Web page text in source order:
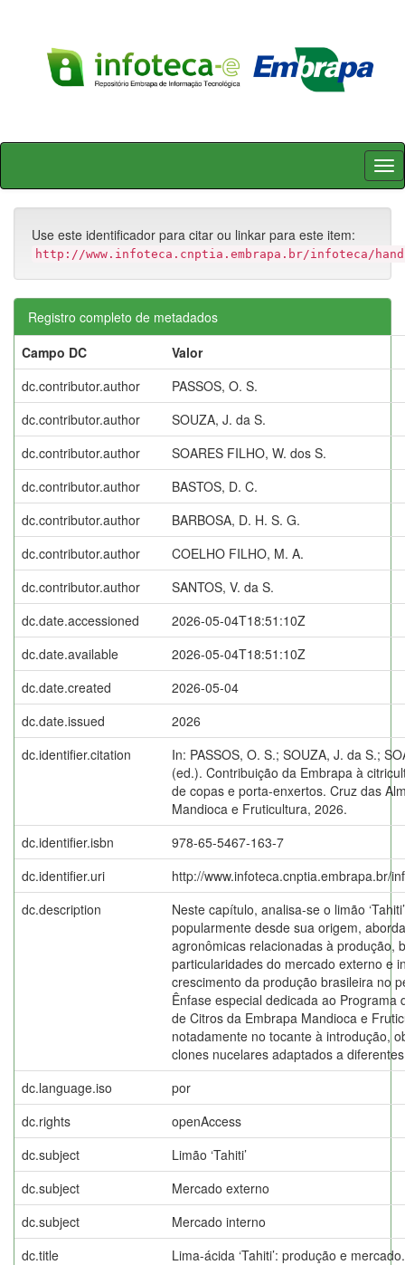
Skip
Use este identificador para citar ou linkar para este item:
http://www.infoteca.cnptia.embrapa.br/infoteca/
Registro completo de metadados
Campo DC
Valor
dc.contributor.author
PASSOS, O. S.
dc.contributor.author
SOUZA, J. da S.
dc.contributor.author
SOARES FILHO, W. dos S.
dc.contributor.author
BASTOS, D. C.
dc.contributor.author
BARBOSA, D. H. S. G.
dc.contributor.author
COELHO FILHO, M. A.
dc.contributor.author
SANTOS, V. da S.
dc.date.accessioned
2026-05-04T18:51:10Z
dc.date.available
2026-05-04T18:51:10Z
dc.date.created
2026-05-04
dc.date.issued
2026
dc.identifier.citation
In: PASSOS, O. S.; SOUZA, J. da S.;
(ed.). Contribuição da Embrapa à
de copas e porta-enxertos. Cruz das
Mandioca e Fruticultura, 2026.
dc.identifier.isbn
978-65-5467-163-7
dc.identifier.uri
http://www.infoteca.cnptia.embrapa.br/
dc.description
Neste capítulo, analisa-se o limão
popularmente desde sua origem,
agronômicas relacionadas à produção,
particularidades do mercado externo e
crescimento da produção brasileira no
Ênfase especial dedicada ao Programa
de Citros da Embrapa Mandioca e
notadamente no tocante à introdução,
clones nucelares adaptados a
dc.language.iso
por
dc.rights
openAccess
dc.subject
Limão ‘Tahiti’
dc.subject
Mercado externo
dc.subject
Mercado interno
dc.title
Lima-ácida ‘Tahiti’: produção e mercado.